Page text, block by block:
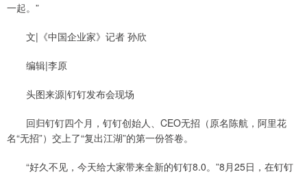
一起。”
文|《中国企业家》记者 孙欣
编辑|李原
头图来源|钉钉发布会现场
回归钉钉四个月，钉钉创始人、CEO无招（原名陈航，阿里花
名“无招”）交上了“复出江湖”的第一份答卷。
“好久不见，今天给大家带来全新的钉钉8.0。”8月25日，在钉钉